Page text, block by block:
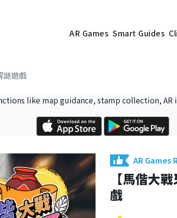
AR Games Smart Guides
謎遊戲
like map guidance, stamp collection, AR
AR Games
【馬偕大
戲